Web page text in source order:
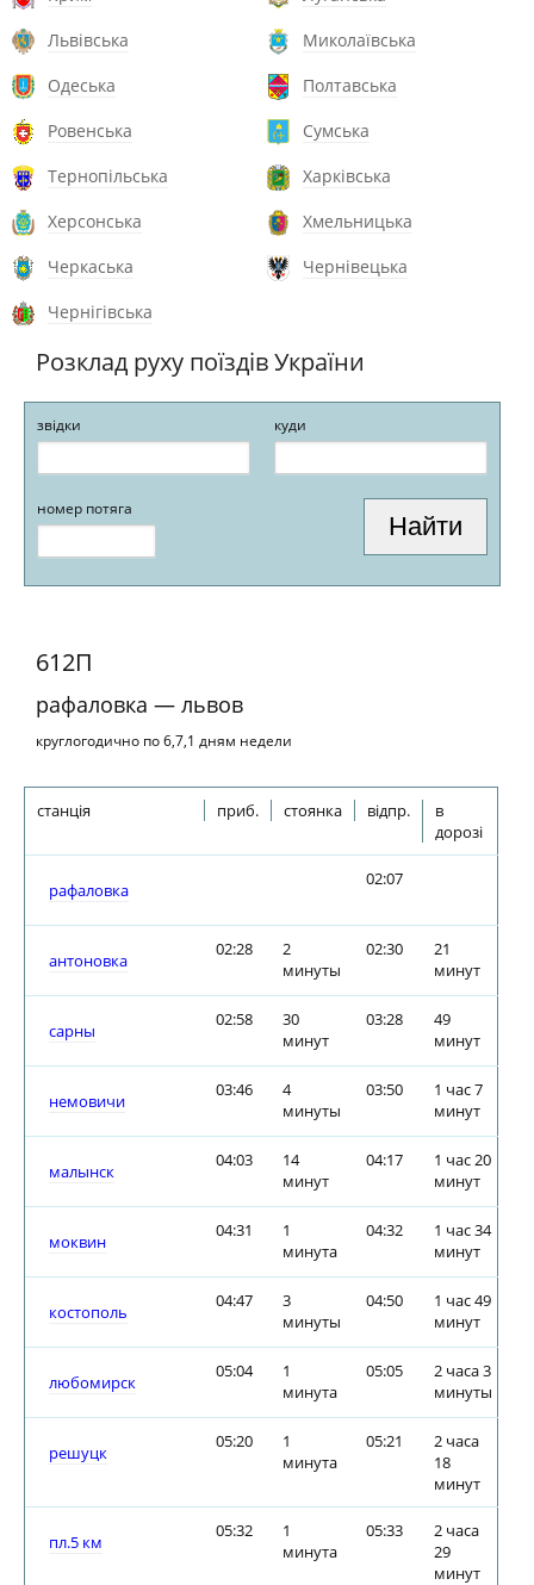
Львівська
Миколаївська
Одеська
Полтавська
Ровенська
Сумська
Тернопільська
Харківська
Херсонська
Хмельницька
Черкаська
Чернівецька
Чернігівська
Розклад руху поїздів України
звідки куди
номер потяга
612П
рафаловка — львов
круглогодично по 6,7,1 дням недели
станція приб. стоянка відпр.
в
дорозі
рафаловка
02:07
антоновка
02:28
2
минуты
02:30
21
минут
сарны
02:58
30
минут
03:28
49
минут
немовичи
03:46
4
минуты
03:50
1 час 7
минут
малынск
04:03
14
минут
04:17
1 час 20
минут
моквин
04:31
1
минута
04:32
1 час 34
минут
костополь
04:47
3
минуты
04:50
1 час 49
минут
любомирск
05:04
1
минута
05:05
2 часа 3
минуты
решуцк
05:20
1
минута
05:21
2 часа
18
минут
пл.5 км
05:32
1
минута
05:33
2 часа
29
минут